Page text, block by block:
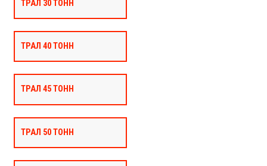
ТРАЛ 30 ТОНН
ТРАЛ 40 ТОНН
ТРАЛ 45 ТОНН
ТРАЛ 50 ТОНН